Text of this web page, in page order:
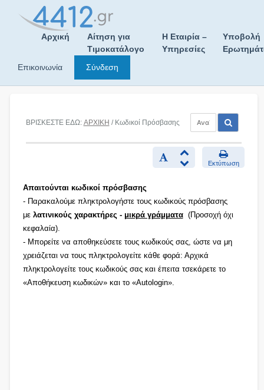
Αρχική
Αίτηση για
Τιμοκατάλογο
Η Εταιρία –
Υπηρεσίες
Υποβολή
Επικοινωνία
Σύνδεση
ΒΡΙΣΚΕΣΤΕ ΕΔΩ: ΑΡΧΙΚΗ / Κωδικοί Πρόσβασης
Εκτύπωση
Απαιτούνται κωδικοί πρόσβασης
- Παρακαλούμε πληκτρολογήστε τους κωδικούς πρόσβασης
με λατινικούς χαρακτήρες - μικρά γράμματα(Προσοχή όχι
κεφαλαία).
- Μπορείτε να αποθηκεύσετε τους κωδικούς σας, ώστε να μη
χρειάζεται να τους πληκτρολογείτε κάθε φορά: Αρχικά
πληκτρολογείτε τους κωδικούς σας και έπειτα τσεκάρετε το
«Αποθήκευση κωδικών» και το «Autologin».